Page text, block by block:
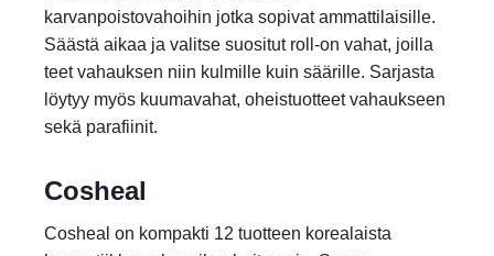
karvanpoistovahoihin jotka sopivat ammattilaisille.
Säästä aikaa ja valitse suositut roll-on vahat, joilla
teet vahauksen niin kulmille kuin säärille. Sarjasta
löytyy myös kuumavahat, oheistuotteet vahaukseen
sekä parafiinit.
Cosheal
Cosheal on kompakti 12 tuotteen korealaista